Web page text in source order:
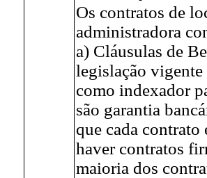
Os contratos de
administradora
a) Cláusulas de
legislação
como indexador
são garantia
que cada
haver contratos
maioria dos